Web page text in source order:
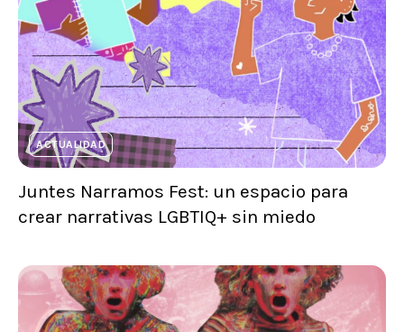
ACTUALIDAD
Juntes Narramos Fest: un espacio para
crear narrativas LGBTIQ+ sin miedo